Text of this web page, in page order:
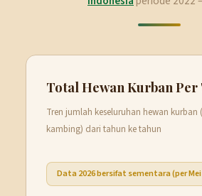
Total Hewan Kurban Per
Tren jumlah keseluruhan hewan kurban
kambing) dari tahun ke tahun
Data 2026 bersifat sementara (per Mei